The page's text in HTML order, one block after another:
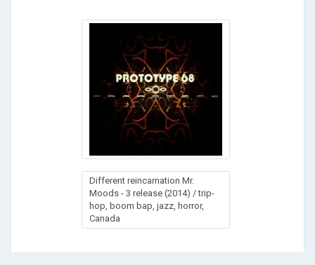
Different reincarnation Mr.
Moods - 3 release (2014) / trip-
hop, boom bap, jazz, horror,
Canada